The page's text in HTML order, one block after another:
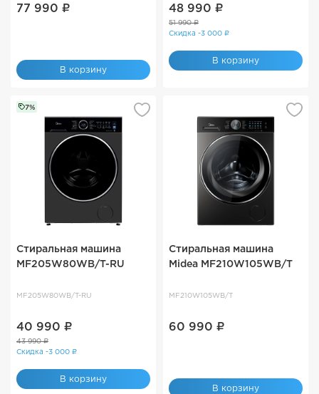
77 990 ₽
В корзину
48 990 ₽
51 990 ₽
Скидка -3 000 ₽
В корзину
7%
Стиральная машина
MF205W80WB/T-RU
MF205W80WB/T-RU
40 990 ₽
43 990 ₽
Скидка -3 000 ₽
В корзину
Стиральная машина
Midea MF210W105WB/T
MF210W105WB/T
60 990 ₽
В корзину